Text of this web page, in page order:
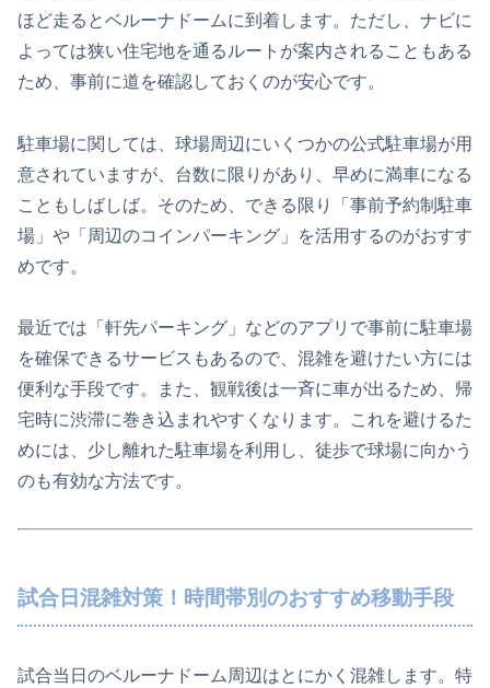
ほど走るとベルーナドームに到着します。ただし、ナビに
よっては狭い住宅地を通るルートが案内されることもある
ため、事前に道を確認しておくのが安心です。
駐車場に関しては、球場周辺にいくつかの公式駐車場が用
意されていますが、台数に限りがあり、早めに満車になる
こともしばしば。そのため、できる限り「事前予約制駐車
場」や「周辺のコインパーキング」を活用するのがおすす
めです。
最近では「軒先パーキング」などのアプリで事前に駐車場
を確保できるサービスもあるので、混雑を避けたい方には
便利な手段です。また、観戦後は一斉に車が出るため、帰
宅時に渋滞に巻き込まれやすくなります。これを避けるた
めには、少し離れた駐車場を利用し、徒歩で球場に向かう
のも有効な方法です。
試合日混雑対策！時間帯別のおすすめ移動手段
試合当日のベルーナドーム周辺はとにかく混雑します。特